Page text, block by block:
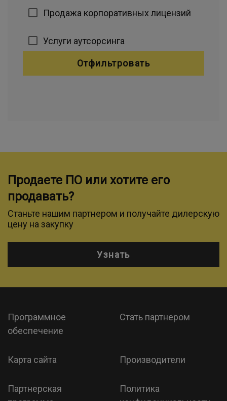
Продажа корпоративных лицензий
Услуги аутсорсинга
Отфильтровать
Продаете ПО или хотите его
продавать?
Станьте нашим партнером и получайте дилерскую
цену на закупку
Узнать
Программное
обеспечение
Стать партнером
Карта сайта Производители
Партнерская
Политика